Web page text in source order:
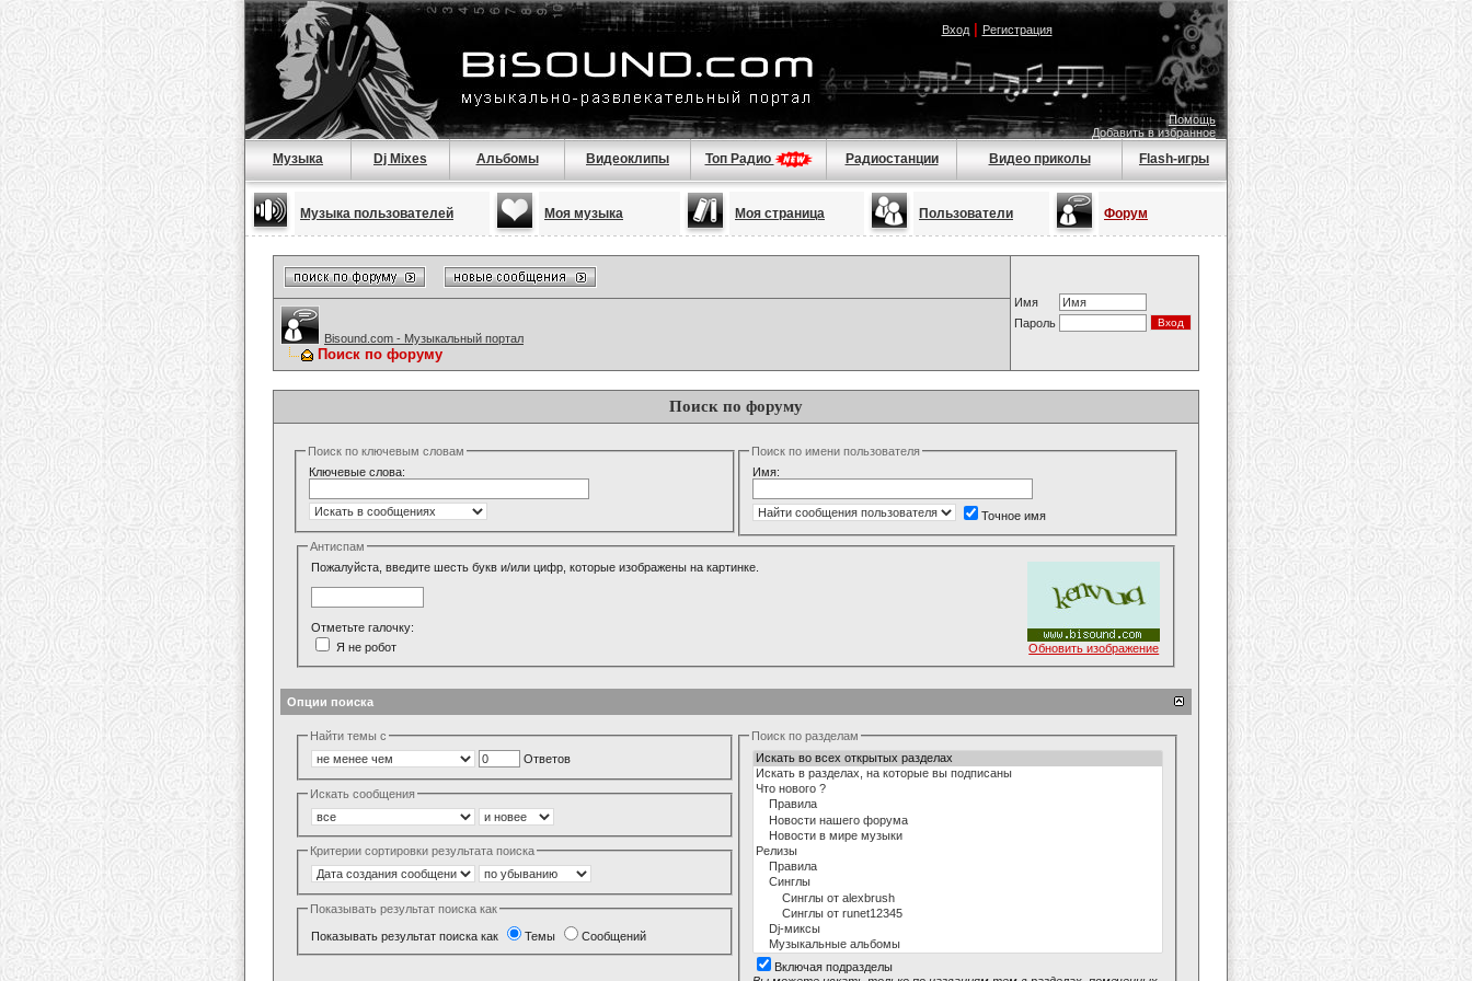
Вход| Регистрация
Помощь
Добавить в избранное
Музыка Dj Mixes Альбомы Видеоклипы Топ Радио Радиостанции Видео приколы Flash-игры
Музыка пользователей Моя музыка Моя страница Пользователи Форум
Имя
Пароль
Bisound.com - Музыкальный портал
Поиск по форуму
Поиск по форуму
Поиск по ключевым словам
Ключевые слова:
Поиск по имени пользователя
Имя:
Точное имя
Антиспам
Пожалуйста, введите шесть букв и/или цифр, которые изображены на картинке.
Отметьте галочку:
Я не робот
Обновить изображение
Опции поиска
Найти темы с
Ответов
Искать сообщения
Критерии сортировки результата поиска
Показывать результат поиска как
Показывать результат поиска как Темы Сообщений
Поиск по разделам
Включая подразделы